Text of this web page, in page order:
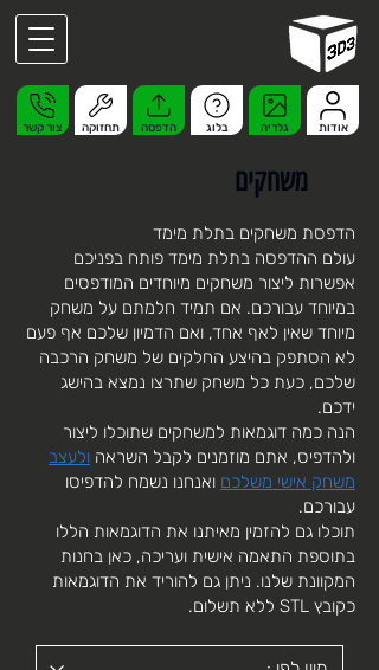
צור קשר תחזוקה הדפסה בלוג גלריה אודות
משחקים
הדפסת משחקים בתלת מימד
עולם ההדפסה בתלת מימד פותח בפניכם
אפשרות ליצור משחקים מיוחדים המודפסים
במיוחד עבורכם. אם תמיד חלמתם על משחק
מיוחד שאין לאף אחד, ואם הדמיון שלכם אף פעם
לא הסתפק בהיצע החלקים של משחק הרכבה
שלכם, כעת כל משחק שתרצו נמצא בהישג
ידכם.
הנה כמה דוגמאות למשחקים שתוכלו ליצור
ולהדפיס, אתם מוזמנים לקבל השראה ולעצב
משחק אישי משלכם ואנחנו נשמח להדפיסו
עבורכם.​
תוכלו גם להזמין מאיתנו את הדוגמאות הללו
בתוספת התאמה אישית ועריכה, כאן בחנות
המקוונת שלנו. ניתן גם להוריד את הדוגמאות
כקובץ STL ללא תשלום.​